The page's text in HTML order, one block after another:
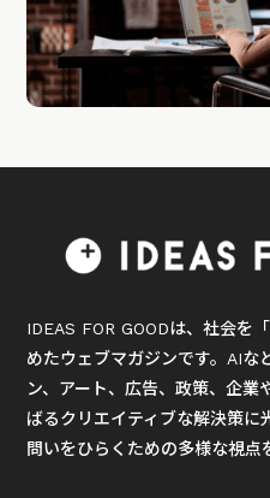
IDEAS FOR GOODは、社会を
めたウェブマガジンです。AIな
ン、アート、広告、政策、企業
ばるクリエイティブな解決策に
問いをひらくための多様な視点